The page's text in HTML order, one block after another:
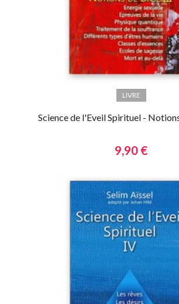
LIVRE
Science de l'Eveil Spirituel -
9,90 €